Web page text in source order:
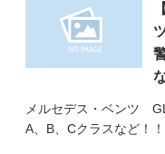
メルセデス・ベンツ
A、B、Cクラスなど！